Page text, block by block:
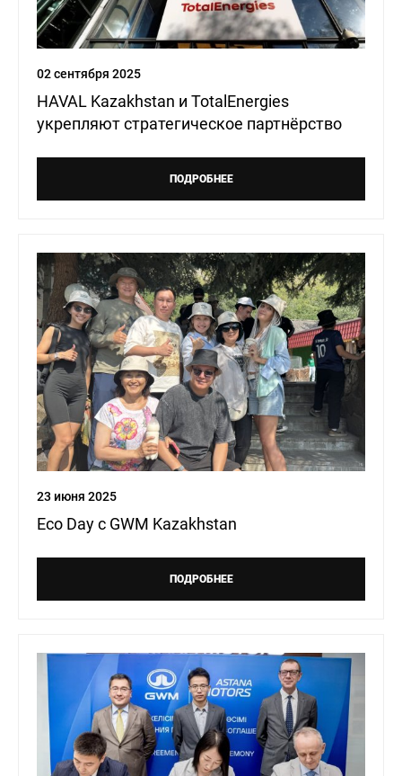
КОНТАКТЫ
8 (775)
040-07-05
Haval Taraz
02 сентября 2025
HAVAL Kazakhstan и TotalEnergies
укрепляют стратегическое партнёрство
ПОДРОБНЕЕ
23 июня 2025
Eco Day с GWM Kazakhstan
ПОДРОБНЕЕ